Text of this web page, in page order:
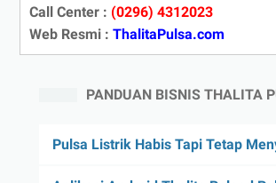
Call Center : (0296) 4312023
Web Resmi : ThalitaPulsa.com
PANDUAN BISNIS THALITA
Pulsa Listrik Habis Tapi Tetap